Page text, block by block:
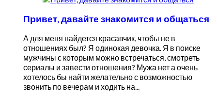
Привет, давайте знакомится и общаться
А для меня найдется красавчик, чтобы не в
отношениях был? Я одинокая девочка. Я в поиске
мужчины с которым можно встречаться, смотреть
сериалы и завести отношения? Мужа нет а очень
хотелось бы найти желательно с возможностью
звонить по вечерам и ходить на...